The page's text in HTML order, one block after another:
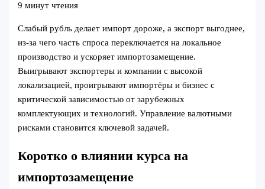
9 минут чтения
Слабый рубль делает импорт дороже, а экспорт выгоднее,
из-за чего часть спроса переключается на локальное
производство и ускоряет импортозамещение.
Выигрывают экспортеры и компании с высокой
локализацией, проигрывают импортёры и бизнес с
критической зависимостью от зарубежных
комплектующих и технологий. Управление валютными
рисками становится ключевой задачей.
Коротко о влиянии курса на
импортозамещение